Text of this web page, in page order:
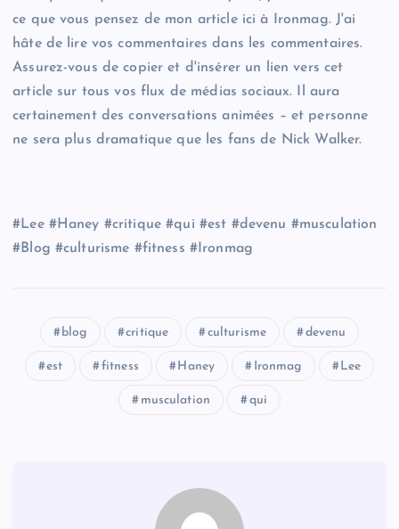
ce que vous pensez de mon article ici à Ironmag. J'ai
hâte de lire vos commentaires dans les commentaires.
Assurez-vous de copier et d'insérer un lien vers cet
article sur tous vos flux de médias sociaux. Il aura
certainement des conversations animées – et personne
ne sera plus dramatique que les fans de Nick Walker.
#Lee #Haney #critique #qui #est #devenu #musculation
#Blog #culturisme #fitness #Ironmag
blog critique culturisme devenu
est fitness Haney Ironmag Lee
musculation qui